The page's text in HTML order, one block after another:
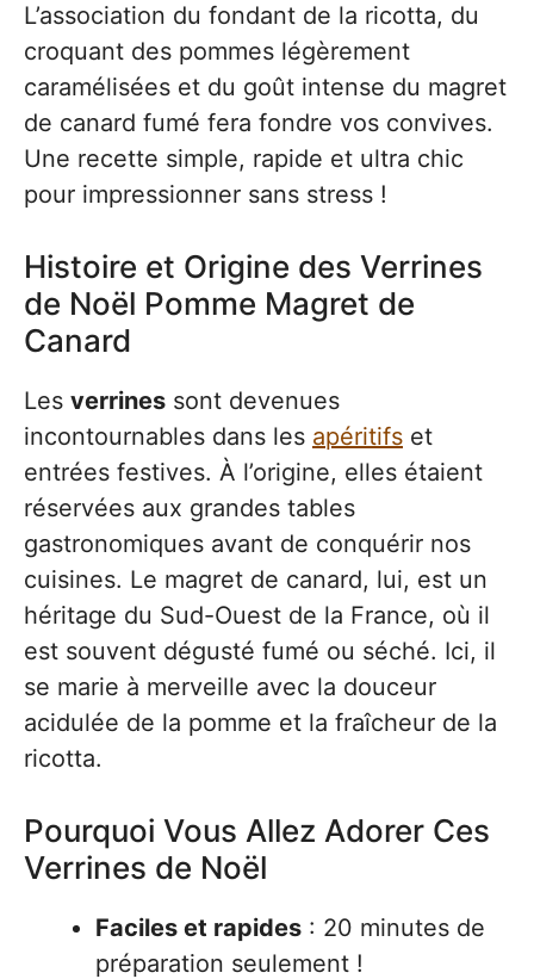
L’association du fondant de la ricotta, du
croquant des pommes légèrement
caramélisées et du goût intense du magret
de canard fumé fera fondre vos convives.
Une recette simple, rapide et ultra chic
pour impressionner sans stress !
Histoire et Origine des Verrines
de Noël Pomme Magret de
Canard
Les verrines sont devenues
incontournables dans les apéritifs et
entrées festives. À l’origine, elles étaient
réservées aux grandes tables
gastronomiques avant de conquérir nos
cuisines. Le magret de canard, lui, est un
héritage du Sud-Ouest de la France, où il
est souvent dégusté fumé ou séché. Ici, il
se marie à merveille avec la douceur
acidulée de la pomme et la fraîcheur de la
ricotta.
Pourquoi Vous Allez Adorer Ces
Verrines de Noël
Faciles et rapides : 20 minutes de
préparation seulement !